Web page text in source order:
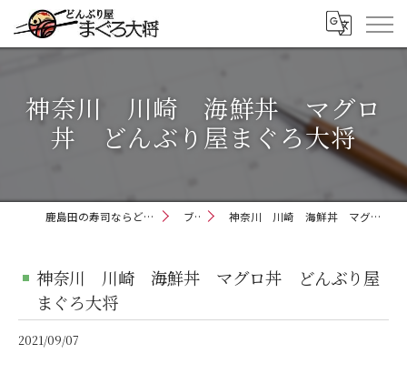
神奈川 川崎 海鮮丼 マグロ
丼 どんぶり屋まぐろ大将
鹿島田の寿司ならどんぶり屋まぐろ大将 ブログ 神奈川 川崎 海鮮丼 マグロ丼 どんぶり屋まぐろ大将
神奈川 川崎 海鮮丼 マグロ丼 どんぶり屋
まぐろ大将
2021/09/07